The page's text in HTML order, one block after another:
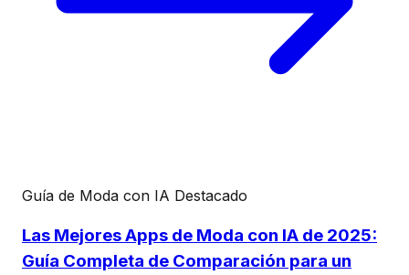
Guía de Moda con IA Destacado
Las Mejores Apps de Moda con IA de 2025:
Guía Completa de Comparación para un